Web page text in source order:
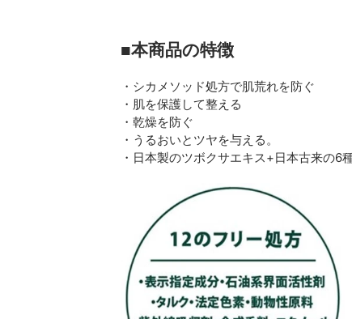
■本商品の特徴
・シカメソッド処方で肌荒れを防ぐ
・肌を保護して整える
・乾燥を防ぐ
・ うるおいとツヤを与える。
・ 日本製のツボクサエキス+日本古来の6